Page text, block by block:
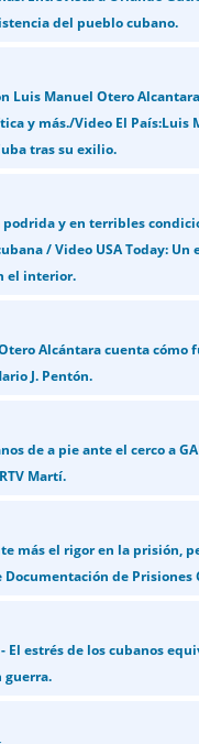
del pueblo cubano.
Luis Manuel Otero
y más./Video El País:Luis
tras su exilio.
y en terribles
/ Video USA Today: Un
el interior.
Alcántara cuenta cómo
J. Pentón.
de a pie ante el cerco a
Martí.
más el rigor en la prisión,
de Prisiones
El estrés de los cubanos
guerra.